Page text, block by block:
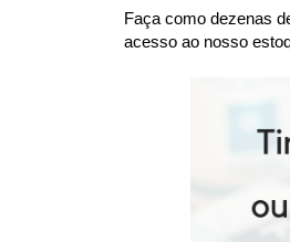
Faça como dezenas
acesso ao nosso